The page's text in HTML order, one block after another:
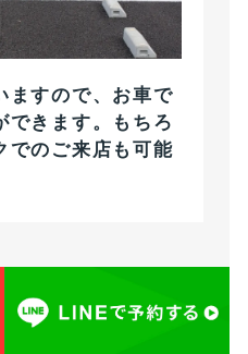
ますので、お車で
できます。もちろ
でのご来店も可能
記念して